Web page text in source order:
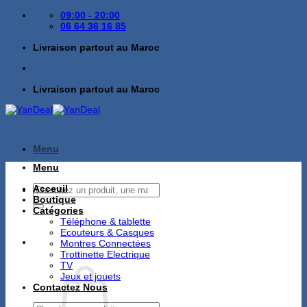
Passer
09:00 - 20:00
06 64 36 16 85
Livraison partout au Maroc
Livraison partout au Maroc
Menu
Recherche
pour :
Menu
Acceuil
Boutique
Catégories
Téléphone & tablette
Ecouteurs & Casques
Montres Connectées
Trottinette Electrique
TV
Jeux et jouets
Contactez Nous